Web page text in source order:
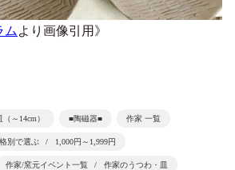
ム より画像引用》
～14cm） ■陶磁器■ 作家 一覧
別で選ぶ 1,000円～1,999円
作家/窯元イベント一覧 作家のうつわ・皿